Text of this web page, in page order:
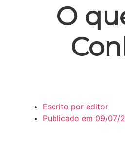
O
Escrito por editor
Publicado em 09/07/